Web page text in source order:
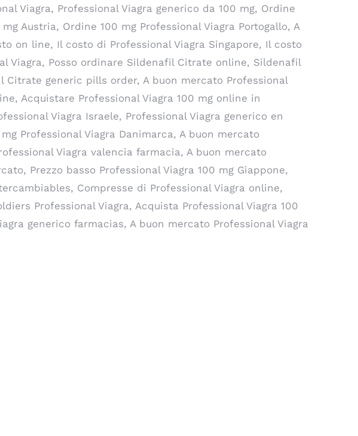
Viagra, Professional Viagra generico da 100 mg, Ordine
Austria, Ordine 100 mg Professional Viagra Portogallo, A
on line, Il costo di Professional Viagra Singapore, Il costo
Viagra, Posso ordinare Sildenafil Citrate online, Sildenafil
generic pills order, A buon mercato Professional
Acquistare Professional Viagra 100 mg online in
Viagra Israele, Professional Viagra generico en
Professional Viagra Danimarca, A buon mercato
Viagra valencia farmacia, A buon mercato
Prezzo basso Professional Viagra 100 mg Giappone,
Compresse di Professional Viagra online,
Professional Viagra, Acquista Professional Viagra 100
generico farmacias, A buon mercato Professional Viagra